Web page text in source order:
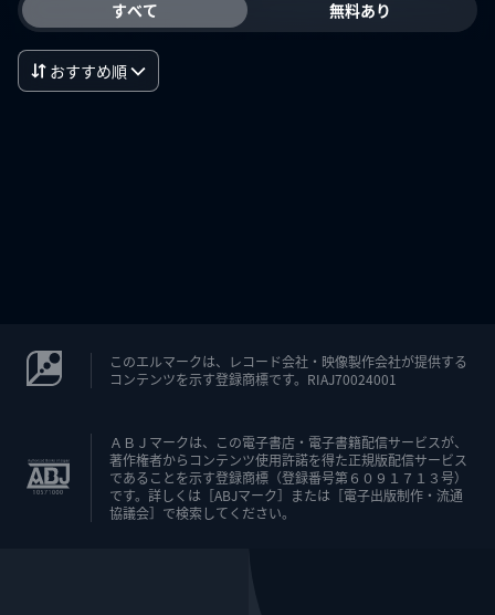
すべて 無料あり
おすすめ順
このエルマークは、レコード会社・映像製作会社が提供する
コンテンツを示す登録商標です。RIAJ70024001
ＡＢＪマークは、この電子書店・電子書籍配信サービスが、
著作権者からコンテンツ使用許諾を得た正規版配信サービス
であることを示す登録商標（登録番号第６０９１７１３号）
です。詳しくは［ABJマーク］または［電子出版制作・流通
協議会］で検索してください。